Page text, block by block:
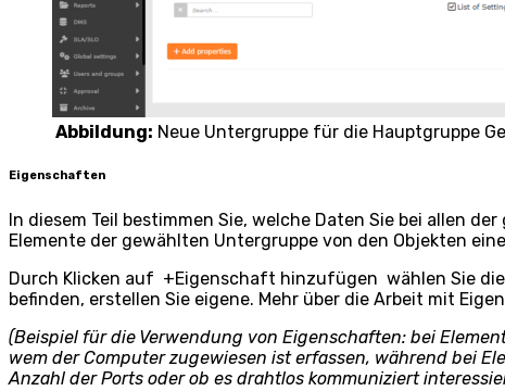
Abbildung: Neue Untergruppe für die Hauptgruppe
Eigenschaften
In diesem Teil bestimmen Sie, welche Daten Sie bei allen
Elemente der gewählten Untergruppe von den Objekten
Durch Klicken auf +Eigenschaft hinzufügen wählen Sie
befinden, erstellen Sie eigene. Mehr über die Arbeit mit
(Beispiel für die Verwendung von Eigenschaften: bei
wem der Computer zugewiesen ist erfassen, während bei
Anzahl der Ports oder ob es drahtlos kommuniziert